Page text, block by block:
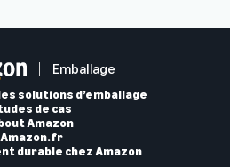
Emballage
solutions d’emballage
de cas
Amazon
Amazon.fr
durable chez Amazon